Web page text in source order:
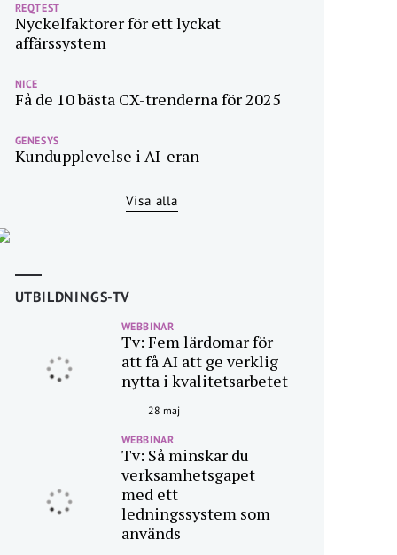
REQTEST
Nyckelfaktorer för ett lyckat
affärssystem
NICE
Få de 10 bästa CX-trenderna för 2025
GENESYS
Kundupplevelse i AI-eran
Visa alla
UTBILDNINGS-TV
WEBBINAR
Tv: Fem lärdomar för
att få AI att ge verklig
nytta i kvalitetsarbetet
28 maj
WEBBINAR
Tv: Så minskar du
verksamhetsgapet
med ett
ledningssystem som
används